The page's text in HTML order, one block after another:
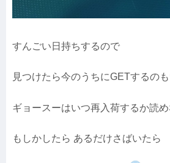
すんごい日持ちするので
見つけたら今のうちにGETするの
ギョースーはいつ再入荷するか読
もしかしたら あるだけさばいたら